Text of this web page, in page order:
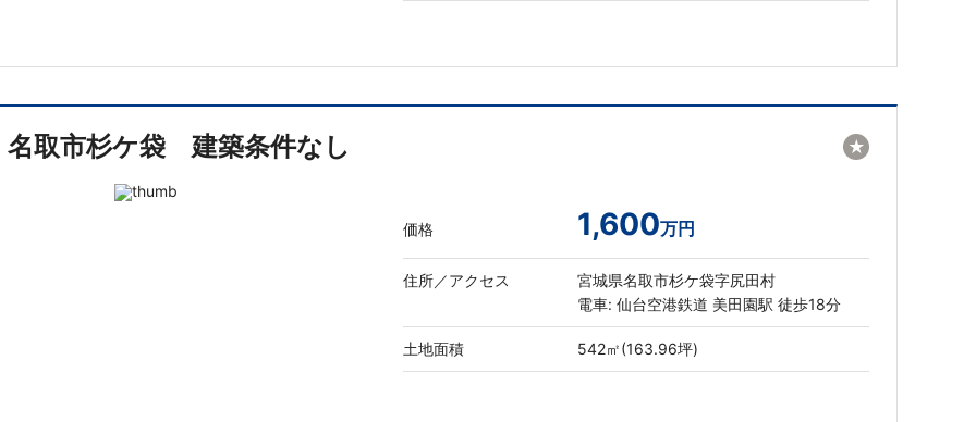
名取市杉ケ袋 建築条件なし
価格 1,600万円
住所／アクセス
宮城県名取市杉ケ袋字尻田村
電車: 仙台空港鉄道 美田園駅 徒歩18分
土地面積 542㎡(163.96坪)
★